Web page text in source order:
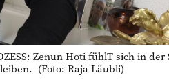
Zenun Hoti fühlT sich in
(Foto: Raja Läubli)